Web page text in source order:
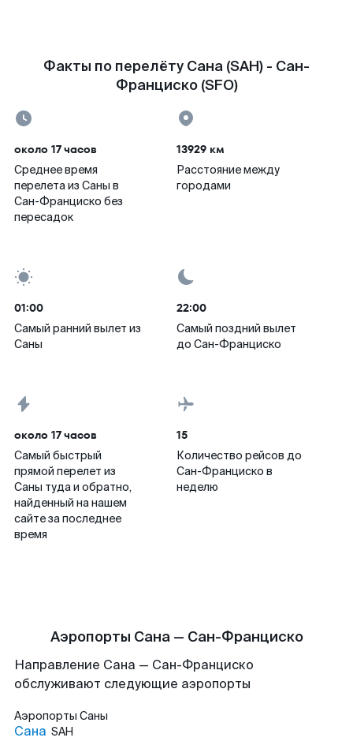
Факты по перелёту Сана (SAH) - Сан-
Франциско (SFO)
около 17 часов
Среднее время
перелета из Саны в
Сан-Франциско без
пересадок
13929 км
Расстояние между
городами
01:00
Самый ранний вылет из
Саны
22:00
Самый поздний вылет
до Сан-Франциско
около 17 часов
Самый быстрый
прямой перелет из
Саны туда и обратно,
найденный на нашем
сайте за последнее
время
15
Количество рейсов до
Сан-Франциско в
неделю
Аэропорты Сана — Сан-Франциско
Направление Сана — Сан-Франциско
обслуживают следующие аэропорты
Аэропорты Саны
Сана SAH